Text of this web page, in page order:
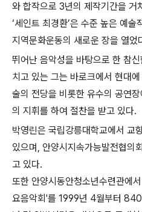
와 합작으로 3년의 제작기간을
‘세인트 최경환’은 수준 높은 예
지역문화운동의 새로운 장을 열었
뛰어난 음악성을 바탕으로 한 참
치고 있는 그는 바로크에서 현대
술의 전당을 비롯한 유수의 공연장
의 지휘를 하여 절찬을 받고 있다.
박영린은 국립강릉대학교에서 교
있으며, 안양시지속가능발전협의
고 있다.
또한 안양시동안청소년수련관에
요음악회'를 1999년 4월부터